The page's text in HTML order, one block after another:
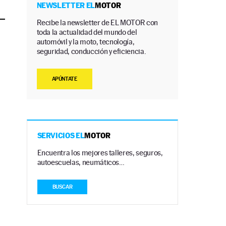
NEWSLETTER ELMOTOR
Recibe la newsletter de EL MOTOR con
toda la actualidad del mundo del
automóvil y la moto, tecnología,
seguridad, conducción y eficiencia.
APÚNTATE
SERVICIOS ELMOTOR
Encuentra los mejores talleres, seguros,
autoescuelas, neumáticos…
BUSCAR